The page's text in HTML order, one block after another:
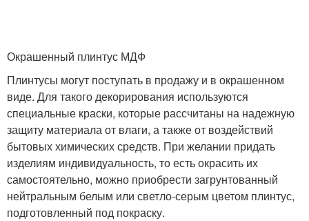
Окрашенный плинтус МДФ
Плинтусы могут поступать в продажу и в окрашенном
виде. Для такого декорирования используются
специальные краски, которые рассчитаны на надежную
защиту материала от влаги, а также от воздействий
бытовых химических средств. При желании придать
изделиям индивидуальность, то есть окрасить их
самостоятельно, можно приобрести загрунтованный
нейтральным белым или светло-серым цветом плинтус,
подготовленный под покраску.